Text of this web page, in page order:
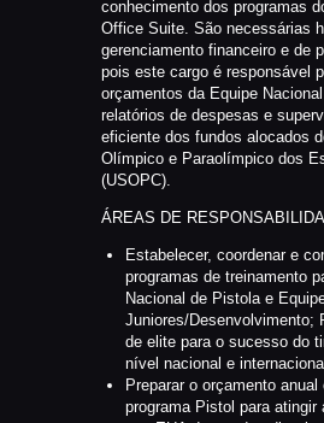
conhecimento dos programas
Office Suite. São necessárias
gerenciamento financeiro e de
pois este cargo é responsável
orçamentos da Equipe
relatórios de despesas e
eficiente dos fundos alocados
Olímpico e Paraolímpico dos
(USOPC).
ÁREAS DE
Estabelecer, coordenar e
programas de treinamento
Nacional de Pistola e
Juniores/Desenvolvimento;
de elite para o sucesso do
nível nacional e
Preparar o orçamento anual
programa Pistol para atingir